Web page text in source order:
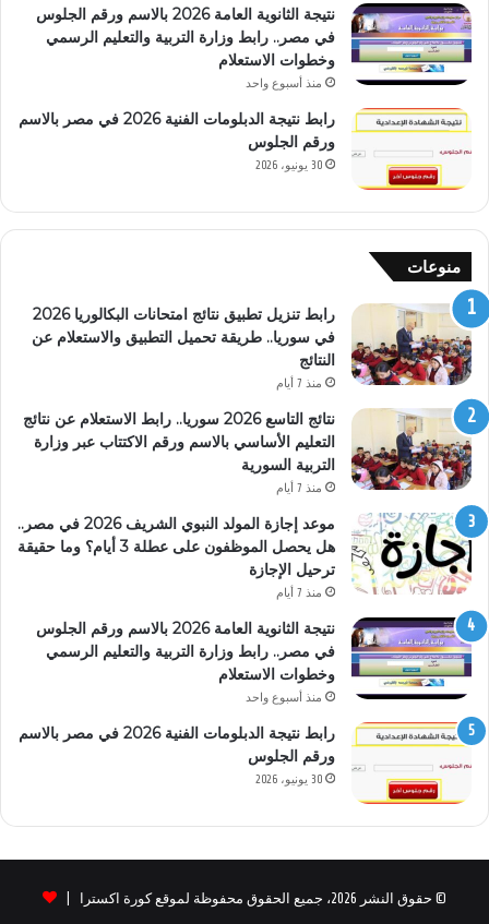
نتيجة الثانوية العامة 2026 بالاسم ورقم الجلوس
في مصر.. رابط وزارة التربية والتعليم الرسمي
وخطوات الاستعلام
منذ أسبوع واحد
رابط نتيجة الدبلومات الفنية 2026 في مصر بالاسم
ورقم الجلوس
30 يونيو، 2026
منوعات
رابط تنزيل تطبيق نتائج امتحانات البكالوريا 2026
في سوريا.. طريقة تحميل التطبيق والاستعلام عن
النتائج
منذ 7 أيام
نتائج التاسع 2026 سوريا.. رابط الاستعلام عن نتائج
التعليم الأساسي بالاسم ورقم الاكتتاب عبر وزارة
التربية السورية
منذ 7 أيام
موعد إجازة المولد النبوي الشريف 2026 في مصر..
هل يحصل الموظفون على عطلة 3 أيام؟ وما حقيقة
ترحيل الإجازة
منذ 7 أيام
نتيجة الثانوية العامة 2026 بالاسم ورقم الجلوس
في مصر.. رابط وزارة التربية والتعليم الرسمي
وخطوات الاستعلام
منذ أسبوع واحد
رابط نتيجة الدبلومات الفنية 2026 في مصر بالاسم
ورقم الجلوس
30 يونيو، 2026
© حقوق النشر 2026، جميع الحقوق محفوظة لموقع كورة اكسترا |